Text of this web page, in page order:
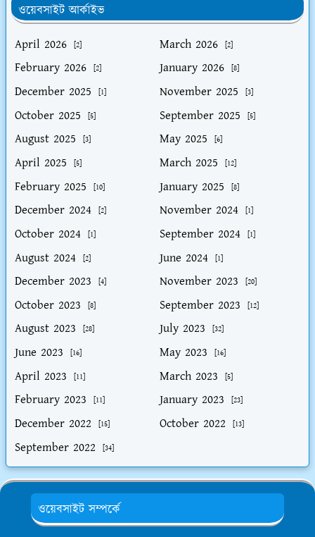
ওয়েবসাইট আর্কাইভ
April 2026
[2] March 2026 [2]
February 2026 [2] January 2026 [8]
December 2025 [1] November 2025 [3]
October 2025 [5] September 2025 [5]
August 2025 [3] May 2025 [6]
April 2025 [5] March 2025 [12]
February 2025 [10] January 2025 [8]
December 2024 [2] November 2024 [1]
October 2024 [1] September 2024 [1]
August 2024 [2] June 2024 [1]
December 2023 [4] November 2023 [20]
October 2023 [8] September 2023 [12]
August 2023 [28] July 2023 [32]
June 2023 [16] May 2023 [16]
April 2023 [11] March 2023 [5]
February 2023 [11] January 2023 [23]
December 2022 [15] October 2022 [13]
September 2022 [34]
ওয়েবসাইট সম্পর্কে